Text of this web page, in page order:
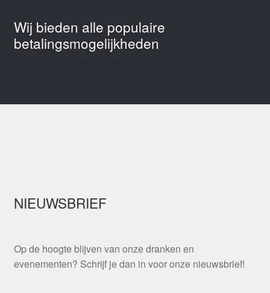
Wij bieden alle populaire
betalingsmogelijkheden
NIEUWSBRIEF
Op de hoogte blijven van onze dranken en
evenementen? Schrijf je dan in voor onze nieuwsbrief!